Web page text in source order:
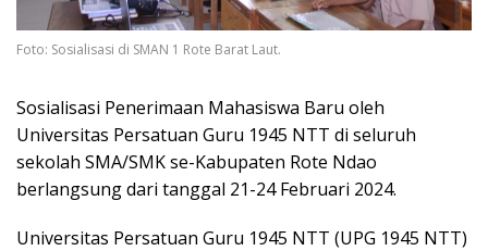
Foto: Sosialisasi di SMAN 1 Rote Barat Laut.
Sosialisasi Penerimaan Mahasiswa Baru oleh
Universitas Persatuan Guru 1945 NTT di seluruh
sekolah SMA/SMK se-Kabupaten Rote Ndao
berlangsung dari tanggal 21-24 Februari 2024.
Universitas Persatuan Guru 1945 NTT (UPG 1945 NTT)